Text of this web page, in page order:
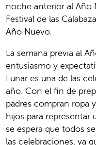
noche anterior al Año
Festival de las
Año Nuevo.
La semana previa al
entusiasmo y
Lunar es una de las
año. Con el fin de
padres compran ropa
hijos para representar
se espera que todos
las celebraciones, ya